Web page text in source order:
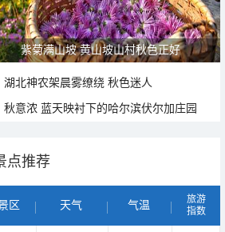
紫菊满山坡 黄山坡山村秋色正好
湖北神农架晨雾缭绕 秋色迷人
秋意浓 蓝天映衬下的哈尔滨伏尔加庄园
点推荐
区 天气 气温
旅游
指数